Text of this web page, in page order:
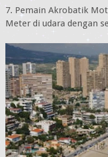
7. Pemain Akrobatik
Meter di udara dengan